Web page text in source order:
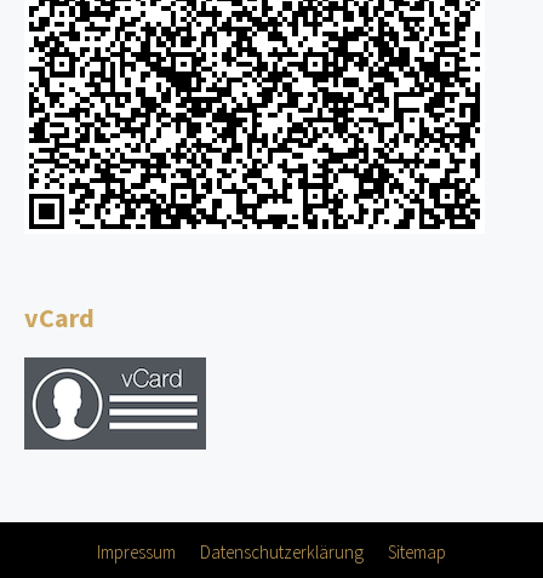
vCard
Impressum Datenschutzerklärung Sitemap